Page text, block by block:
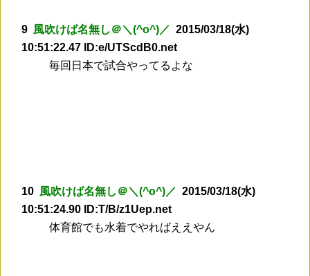
9 風吹けば名無し＠＼(^o^)／ 2015/03/18(水)
10:51:22.47 ID:e/UTScdB0.net
毎回日本で試合やってるよな
10 風吹けば名無し＠＼(^o^)／ 2015/03/18(水)
10:51:24.90 ID:T/B/z1Uep.net
体育館でも水着でやればええやん